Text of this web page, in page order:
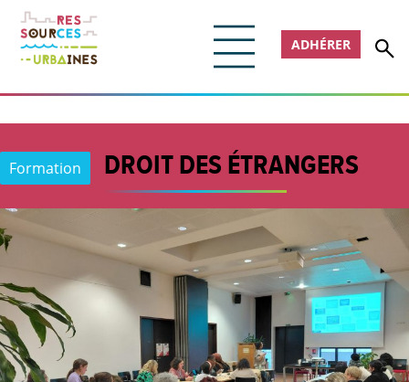
ADHÉRER
Formation DROIT DES ÉTRANGERS